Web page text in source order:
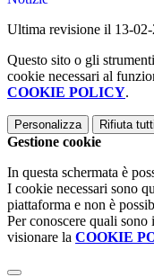
Ultima revisione il 13-
Questo sito o gli
cookie necessari al
COOKIE POLICY.
Personalizza Rifiuta tutti
Gestione cookie
In questa schermata è
I cookie necessari sono
piattaforma e non è
Per conoscere quali
visionare la COOKIE